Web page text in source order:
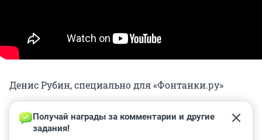
Денис Рубин, специально для «Фонтанки.ру»
Получай награды за комментарии и другие
задания!